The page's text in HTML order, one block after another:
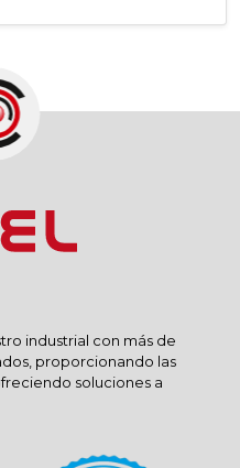
industrial con más de
proporcionando las
soluciones a